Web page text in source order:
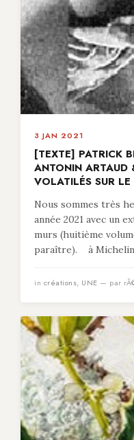
3 JAN 2021
[TEXTE] PATRICK
ANTONIN ARTAUD
VOLATILÉS SUR
Nous sommes très
année 2021 avec un
murs (huitième
paraître). à
in créations, UNE — par